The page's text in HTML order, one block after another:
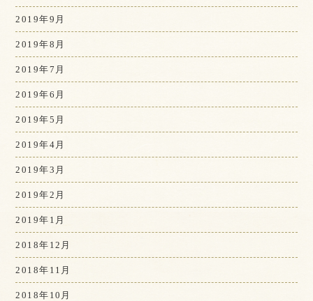
2019年9月
2019年8月
2019年7月
2019年6月
2019年5月
2019年4月
2019年3月
2019年2月
2019年1月
2018年12月
2018年11月
2018年10月